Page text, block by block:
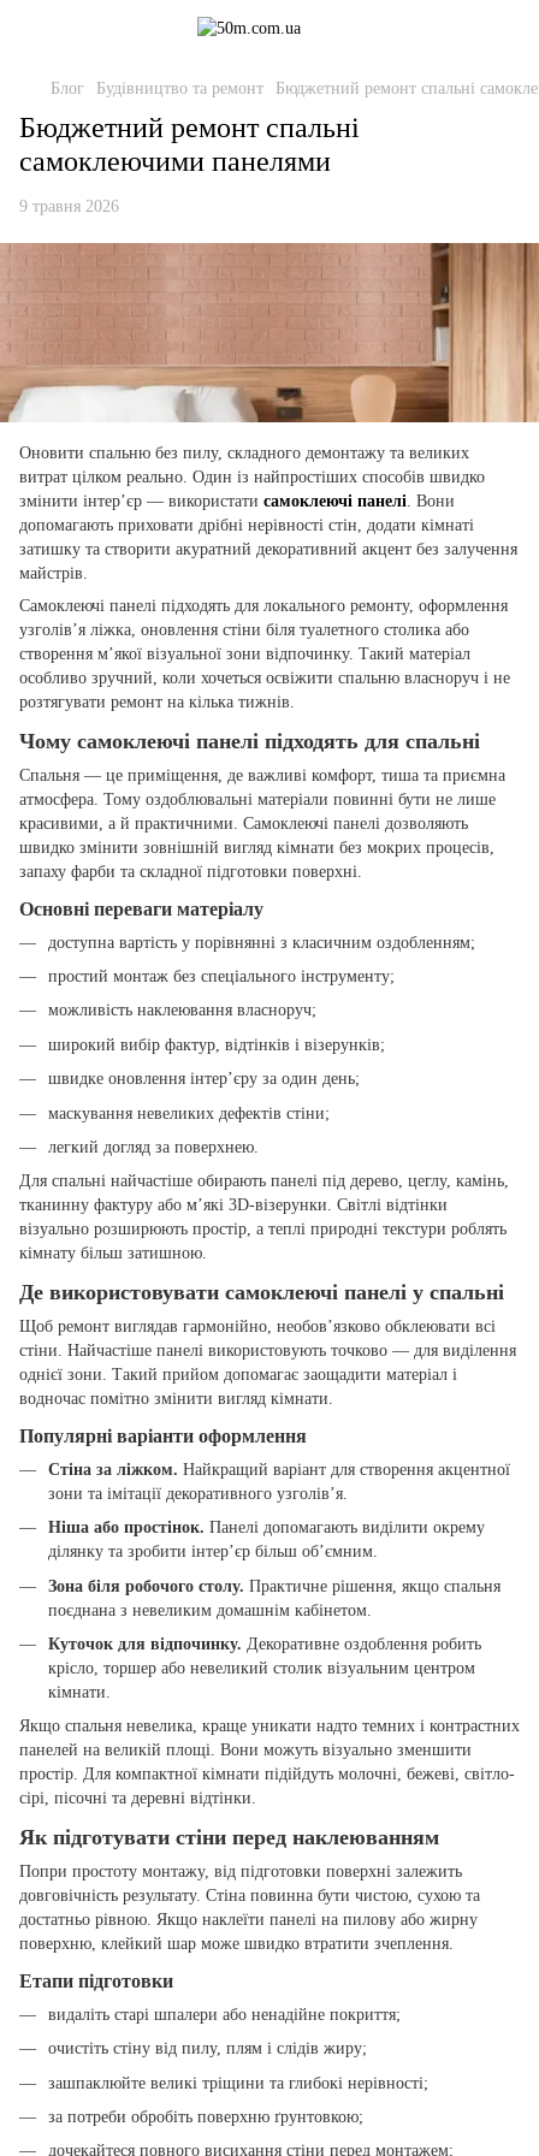
Блог Будівництво та ремонт Бюджетний ремонт спальні
Бюджетний ремонт спальні
самоклеючими панелями
9 травня 2026
Оновити спальню без пилу, складного демонтажу та великих
витрат цілком реально. Один із найпростіших способів швидко
змінити інтер’єр — використати самоклеючі панелі. Вони
допомагають приховати дрібні нерівності стін, додати кімнаті
затишку та створити акуратний декоративний акцент без залучення
майстрів.
Самоклеючі панелі підходять для локального ремонту, оформлення
узголів’я ліжка, оновлення стіни біля туалетного столика або
створення м’якої візуальної зони відпочинку. Такий матеріал
особливо зручний, коли хочеться освіжити спальню власноруч і не
розтягувати ремонт на кілька тижнів.
Чому самоклеючі панелі підходять для спальні
Спальня — це приміщення, де важливі комфорт, тиша та приємна
атмосфера. Тому оздоблювальні матеріали повинні бути не лише
красивими, а й практичними. Самоклеючі панелі дозволяють
швидко змінити зовнішній вигляд кімнати без мокрих процесів,
запаху фарби та складної підготовки поверхні.
Основні переваги матеріалу
доступна вартість у порівнянні з класичним оздобленням;
простий монтаж без спеціального інструменту;
можливість наклеювання власноруч;
широкий вибір фактур, відтінків і візерунків;
швидке оновлення інтер’єру за один день;
маскування невеликих дефектів стіни;
легкий догляд за поверхнею.
Для спальні найчастіше обирають панелі під дерево, цеглу, камінь,
тканинну фактуру або м’які 3D-візерунки. Світлі відтінки
візуально розширюють простір, а теплі природні текстури роблять
кімнату більш затишною.
Де використовувати самоклеючі панелі у спальні
Щоб ремонт виглядав гармонійно, необов’язково обклеювати всі
стіни. Найчастіше панелі використовують точково — для виділення
однієї зони. Такий прийом допомагає заощадити матеріал і
водночас помітно змінити вигляд кімнати.
Популярні варіанти оформлення
Стіна за ліжком. Найкращий варіант для створення акцентної
зони та імітації декоративного узголів’я.
Ніша або простінок. Панелі допомагають виділити окрему
ділянку та зробити інтер’єр більш об’ємним.
Зона біля робочого столу. Практичне рішення, якщо спальня
поєднана з невеликим домашнім кабінетом.
Куточок для відпочинку. Декоративне оздоблення робить
крісло, торшер або невеликий столик візуальним центром
кімнати.
Якщо спальня невелика, краще уникати надто темних і контрастних
панелей на великій площі. Вони можуть візуально зменшити
простір. Для компактної кімнати підійдуть молочні, бежеві, світло-
сірі, пісочні та деревні відтінки.
Як підготувати стіни перед наклеюванням
Попри простоту монтажу, від підготовки поверхні залежить
довговічність результату. Стіна повинна бути чистою, сухою та
достатньо рівною. Якщо наклеїти панелі на пилову або жирну
поверхню, клейкий шар може швидко втратити зчеплення.
Етапи підготовки
видаліть старі шпалери або ненадійне покриття;
очистіть стіну від пилу, плям і слідів жиру;
зашпаклюйте великі тріщини та глибокі нерівності;
за потреби обробіть поверхню ґрунтовкою;
дочекайтеся повного висихання стіни перед монтажем;